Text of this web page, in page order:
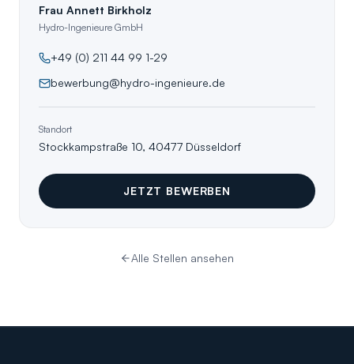
Frau Annett Birkholz
Hydro-Ingenieure GmbH
+49 (0) 211 44 99 1-29
bewerbung@hydro-ingenieure.de
Standort
Stockkampstraße 10, 40477 Düsseldorf
JETZT BEWERBEN
Alle Stellen ansehen